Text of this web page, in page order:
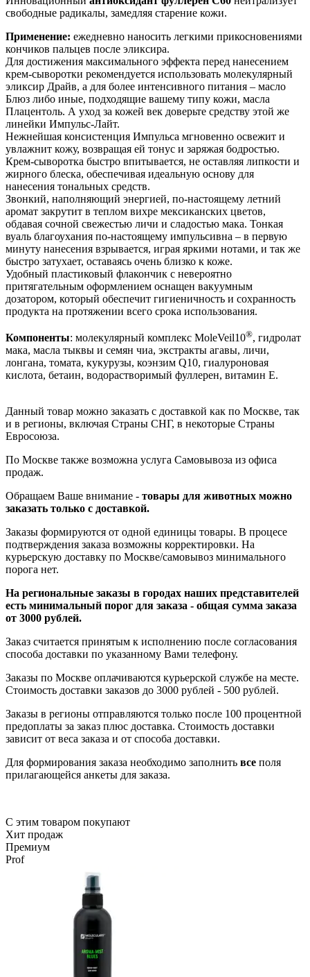
свободные радикалы, замедляя старение кожи.
Применение: ежедневно наносить легкими прикосновениями
кончиков пальцев после эликсира.
Для достижения максимального эффекта перед нанесением
крем-сыворотки рекомендуется использовать молекулярный
эликсир Драйв, а для более интенсивного питания – масло
Блюз либо иные, подходящие вашему типу кожи, масла
Плацентоль. А уход за кожей век доверьте средству этой же
линейки Импульс-Лайт.
Нежнейшая консистенция Импульса мгновенно освежит и
увлажнит кожу, возвращая ей тонус и заряжая бодростью.
Крем-сыворотка быстро впитывается, не оставляя липкости и
жирного блеска, обеспечивая идеальную основу для
нанесения тональных средств.
Звонкий, наполняющий энергией, по-настоящему летний
аромат закрутит в теплом вихре мексиканских цветов,
обдавая сочной свежестью личи и сладостью мака. Тонкая
вуаль благоухания по-настоящему импульсивна – в первую
минуту нанесения взрывается, играя яркими нотами, и так же
быстро затухает, оставаясь очень близко к коже.
Удобный пластиковый флакончик с невероятно
притягательным оформлением оснащен вакуумным
дозатором, который обеспечит гигиеничность и сохранность
продукта на протяжении всего срока использования.
Компоненты: молекулярный комплекс MoleVeil10®, гидролат
мака, масла тыквы и семян чиа, экстракты агавы, личи,
лонгана, томата, кукурузы, коэнзим Q10, гиалуроновая
кислота, бетаин, водорастворимый фуллерен, витамин Е.
Данный товар можно заказать с доставкой как по Москве, так
и в регионы, включая Страны СНГ, в некоторые Страны
Евросоюза.
По Москве также возможна услуга Самовывоза из офиса
продаж.
Обращаем Ваше внимание - товары для животных можно
заказать только с доставкой.
Заказы формируются от одной единицы товары. В процесе
подтверждения заказа возможны корректировки. На
курьерскую доставку по Москве/самовывоз минимального
порога нет.
На региональные заказы в городах наших представителей
есть минимальный порог для заказа - общая сумма заказа
от 3000 рублей.
Заказ считается принятым к исполнению после согласования
способа доставки по указанному Вами телефону.
Заказы по Москве оплачиваются курьерской службе на месте.
Стоимость доставки заказов до 3000 рублей - 500 рублей.
Заказы в регионы отправляются только после 100 процентной
предоплаты за заказ плюс доставка. Стоимость доставки
зависит от веса заказа и от способа доставки.
Для формирования заказа необходимо заполнить все поля
прилагающейся анкеты для заказа.
С этим товаром покупают
Хит продаж
Премиум
Prof